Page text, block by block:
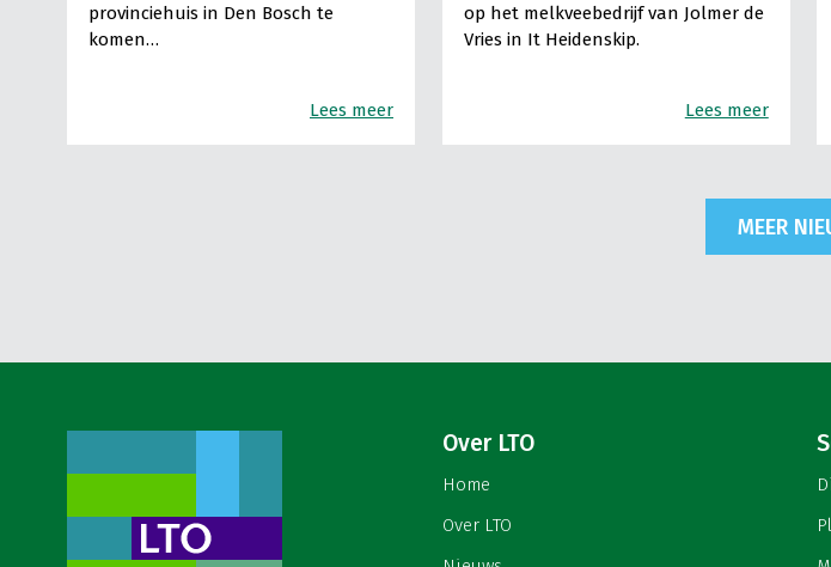
provinciehuis in Den Bosch te
komen…
Lees meer
op het melkveebedrijf van Jolmer de
Vries in It Heidenskip.
Lees meer
MEER
Over LTO
Home
Over LTO